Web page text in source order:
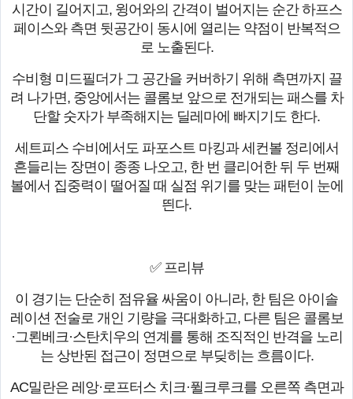
시간이 길어지고, 윙어와의 간격이 벌어지는 순간 하프스
페이스와 측면 뒷공간이 동시에 열리는 약점이 반복적으
로 노출된다.
수비형 미드필더가 그 공간을 커버하기 위해 측면까지 끌
려 나가면, 중앙에서는 콜롬보 앞으로 전개되는 패스를 차
단할 숫자가 부족해지는 딜레마에 빠지기도 한다.
세트피스 수비에서도 파포스트 마킹과 세컨볼 정리에서
흔들리는 장면이 종종 나오고, 한 번 클리어한 뒤 두 번째
볼에서 집중력이 떨어질 때 실점 위기를 맞는 패턴이 눈에
띈다.
✅ 프리뷰
이 경기는 단순히 점유율 싸움이 아니라, 한 팀은 아이솔
레이션 전술로 개인 기량을 극대화하고, 다른 팀은 콜롬보
·그뢴베크·스탄치우의 연계를 통해 조직적인 반격을 노리
는 상반된 접근이 정면으로 부딪히는 흐름이다.
AC밀란은 레앙·로프터스 치크·퓔크루크를 오른쪽 측면과